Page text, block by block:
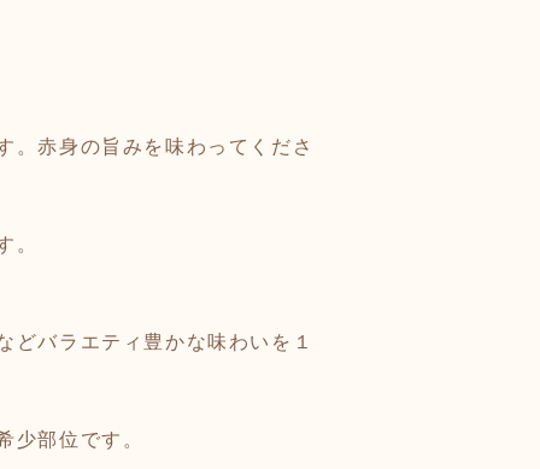
。赤身の旨みを味わってくださ
。
バラエティ豊かな味わいを１
少部位です。